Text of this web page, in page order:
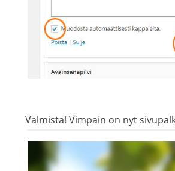
Valmista! Vimpain on nyt